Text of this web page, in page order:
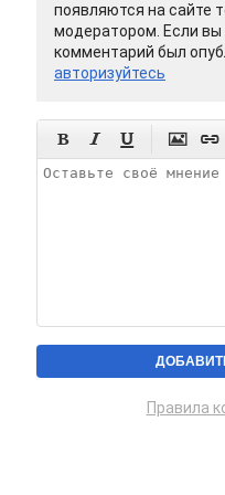
появляются на сайте
модератором. Если вы
комментарий был
авторизуйтесь
    
Правила